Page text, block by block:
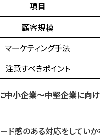
項目
顧客規模
マーケティング手法
注意すべきポイント
中小企業〜中堅企業に向け
ード感のある対応をしてい